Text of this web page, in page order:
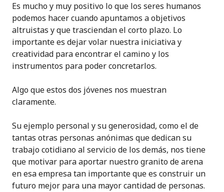
Es mucho y muy positivo lo que los seres humanos
podemos hacer cuando apuntamos a objetivos
altruistas y que trasciendan el corto plazo. Lo
importante es dejar volar nuestra iniciativa y
creatividad para encontrar el camino y los
instrumentos para poder concretarlos.
Algo que estos dos jóvenes nos muestran
claramente.
Su ejemplo personal y su generosidad, como el de
tantas otras personas anónimas que dedican su
trabajo cotidiano al servicio de los demás, nos tiene
que motivar para aportar nuestro granito de arena
en esa empresa tan importante que es construir un
futuro mejor para una mayor cantidad de personas.